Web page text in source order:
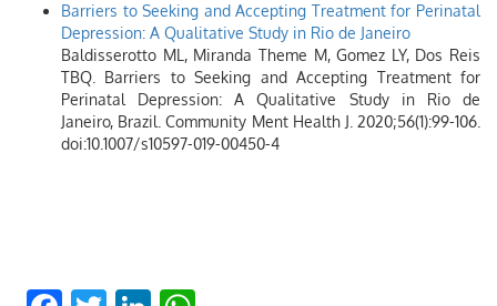
Barriers to Seeking and Accepting Treatment for Perinatal
Depression: A Qualitative Study in Rio de Janeiro
Baldisserotto ML, Miranda Theme M, Gomez LY, Dos Reis
TBQ. Barriers to Seeking and Accepting Treatment for
Perinatal Depression: A Qualitative Study in Rio de
Janeiro, Brazil. Community Ment Health J. 2020;56(1):99-106.
doi:10.1007/s10597-019-00450-4